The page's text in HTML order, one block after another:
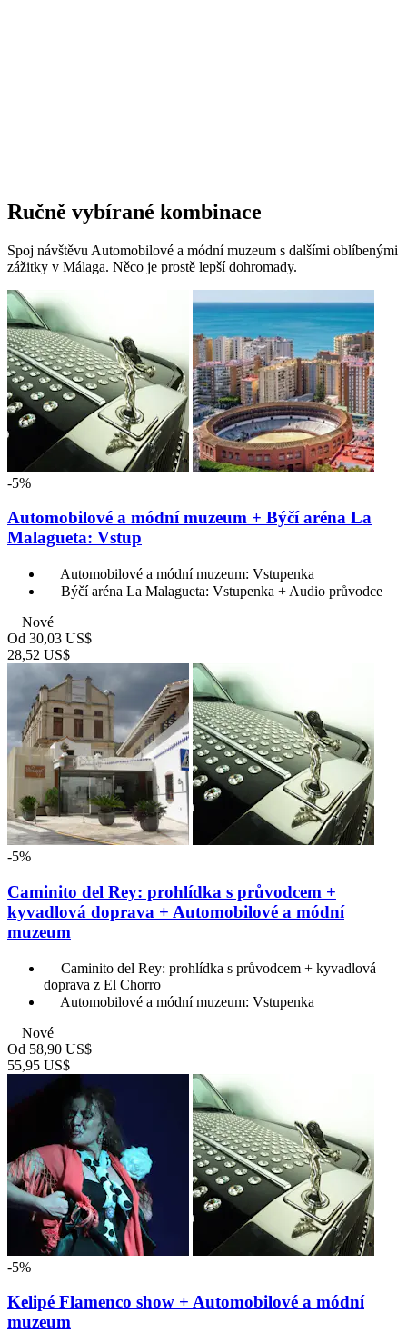
Ručně vybírané kombinace
Spoj návštěvu Automobilové a módní muzeum s dalšími oblíbenými
zážitky v Málaga. Něco je prostě lepší dohromady.
-5%
Automobilové a módní muzeum + Býčí aréna La
Malagueta: Vstup
Automobilové a módní muzeum: Vstupenka
Býčí aréna La Malagueta: Vstupenka + Audio průvodce
Nové
Od 30,03 US$
28,52 US$
-5%
Caminito del Rey: prohlídka s průvodcem +
kyvadlová doprava + Automobilové a módní
muzeum
Caminito del Rey: prohlídka s průvodcem + kyvadlová
doprava z El Chorro
Automobilové a módní muzeum: Vstupenka
Nové
Od 58,90 US$
55,95 US$
-5%
Kelipé Flamenco show + Automobilové a módní
muzeum